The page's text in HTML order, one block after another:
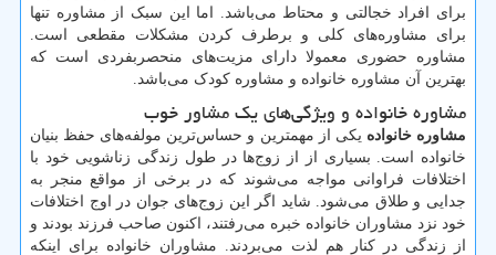
برای افراد خجالتی و محتاط می‌باشد. اما این سبک از مشاوره تنها
برای مشاوره‌های کلی و برطرف کردن مشکلات مقطعی است.
مشاوره حضوری معمولا دارای مزیت‌های منحصربفردی است که
بهترین آن مشاوره خانواده و مشاوره کودک می‌باشد.
مشاوره خانواده و ویژگی‌های یک مشاور خوب
مشاوره خانواده یکی از مهمترین و حساس‌ترین مولفه‌های حفظ بنیان
خانواده است. بسیاری از از زوج‌ها در طول زندگی زناشویی خود با
اختلافات فراوانی مواجه می‌شوند که در برخی از مواقع منجر به
جدایی و طلاق می‌شود. شاید اگر این زوج‌های جوان در اوج اختلافات
خود نزد مشاوران خانواده خبره می‌رفتند، اکنون صاحب فرزند بودند و
از زندگی در کنار هم لذت می‌بردند. مشاوران خانواده برای اینکه